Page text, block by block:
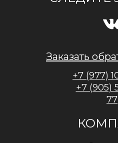
+7 (977)
+7 (905)
77
Заказать